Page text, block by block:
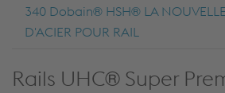
340 Dobain® HSH® LA
D'ACIER POUR RAIL
Rails UHC® Super